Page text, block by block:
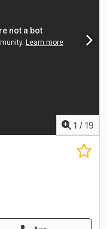
1 / 19